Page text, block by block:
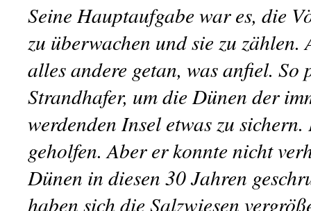
Seine Hauptaufgabe war es, die
zu überwachen und sie zu zählen.
alles andere getan, was anfiel. So
Strandhafer, um die Dünen der
werdenden Insel etwas zu sichern.
geholfen. Aber er konnte nicht
Dünen in diesen 30 Jahren
haben sich die Salzwiesen